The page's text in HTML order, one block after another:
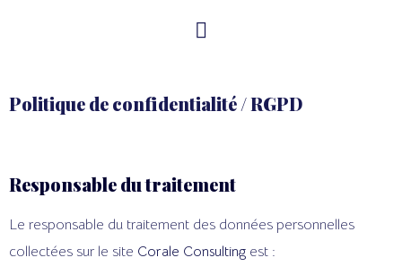
Politique de confidentialité / RGPD
Responsable du traitement
Le responsable du traitement des données personnelles
collectées sur le site Corale Consulting est :